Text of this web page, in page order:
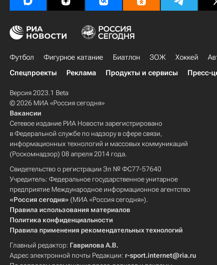
Футбол Фигурное катание Биатлон ЗОЖ Хоккей
Спецпроекты
Реклама Продукты и сервисы Пресс-
Версия 2023.1 Beta
© 2026 МИА «Россия сегодня»
Вакансии
Сетевое издание РИА Новости зарегистрировано
в Федеральной службе по надзору в сфере связи,
информационных технологий и массовых коммуникаций
(Роскомнадзор) 08 апреля 2014 года.
Свидетельство о регистрации Эл № ФС77-57640
Учредитель: Федеральное государственное унитарное
предприятие Международное информационное агентство
«Россия сегодня» (МИА «Россия сегодня»).
Правила использования материалов
Политика конфиденциальности
Правила применения рекомендательных технологий
Главный редактор: Гаврилова А.В.
Адрес электронной почты Редакции: r-sport.internet@ria.ru